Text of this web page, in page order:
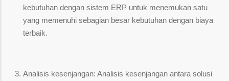
kebutuhan dengan sistem ERP untuk menemukan satu
yang memenuhi sebagian besar kebutuhan dengan biaya
terbaik.
Analisis kesenjangan: Analisis kesenjangan antara solusi